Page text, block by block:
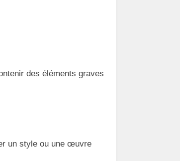
des éléments graves
un style ou une œuvre